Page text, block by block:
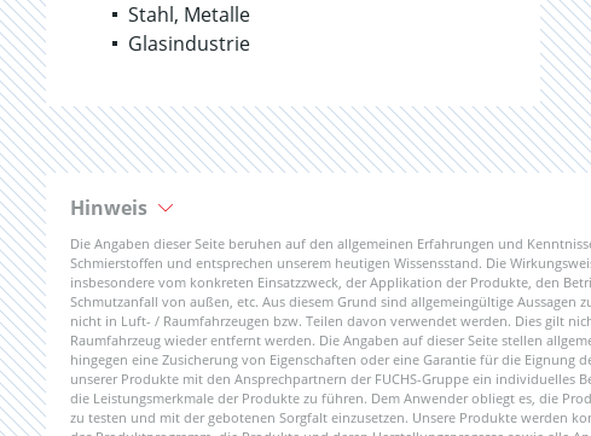
Stahl, Metalle
Glasindustrie
Hinweis
Die Angaben dieser Seite beruhen auf den allgemeinen Erfahrungen und
Schmierstoffen und entsprechen unserem heutigen Wissensstand. Die
insbesondere vom konkreten Einsatzzweck, der Applikation der Produkte, den
Schmutzanfall von außen, etc. Aus diesem Grund sind allgemeingültige
nicht in Luft- / Raumfahrzeugen bzw. Teilen davon verwendet werden. Dies gilt
Raumfahrzeug wieder entfernt werden. Die Angaben auf dieser Seite stellen
hingegen eine Zusicherung von Eigenschaften oder eine Garantie für die Eignung
unserer Produkte mit den Ansprechpartnern der FUCHS-Gruppe ein individuelles
die Leistungsmerkmale der Produkte zu führen. Dem Anwender obliegt es, die
zu testen und mit der gebotenen Sorgfalt einzusetzen. Unsere Produkte werden